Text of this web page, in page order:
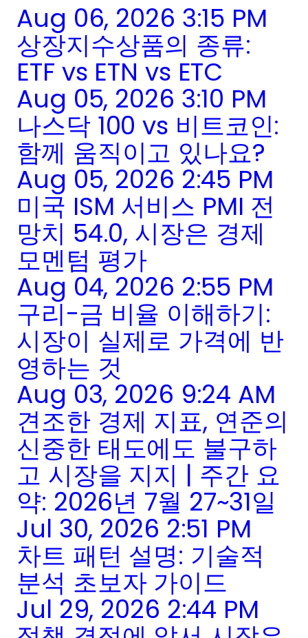
Aug 06, 2026 3:15 PM
상장지수상품의 종류:
ETF vs ETN vs ETC
Aug 05, 2026 3:10 PM
나스닥 100 vs 비트코인:
함께 움직이고 있나요?
Aug 05, 2026 2:45 PM
미국 ISM 서비스 PMI 전
망치 54.0, 시장은 경제
모멘텀 평가
Aug 04, 2026 2:55 PM
구리-금 비율 이해하기:
시장이 실제로 가격에 반
영하는 것
Aug 03, 2026 9:24 AM
견조한 경제 지표, 연준의
신중한 태도에도 불구하
고 시장을 지지 | 주간 요
약: 2026년 7월 27~31일
Jul 30, 2026 2:51 PM
차트 패턴 설명: 기술적
분석 초보자 가이드
Jul 29, 2026 2:44 PM